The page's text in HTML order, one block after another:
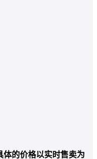
体的价格以实时售卖为